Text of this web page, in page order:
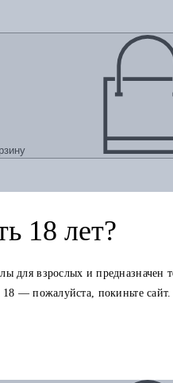
18 лет?
для взрослых и предназначен
— пожалуйста, покиньте сайт.